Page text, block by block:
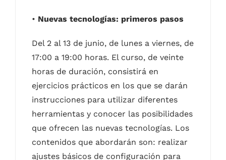
• Nuevas tecnologías: primeros pasos
Del 2 al 13 de junio, de lunes a viernes, de
17:00 a 19:00 horas. El curso, de veinte
horas de duración, consistirá en
ejercicios prácticos en los que se darán
instrucciones para utilizar diferentes
herramientas y conocer las posibilidades
que ofrecen las nuevas tecnologías. Los
contenidos que abordarán son: realizar
ajustes básicos de configuración para